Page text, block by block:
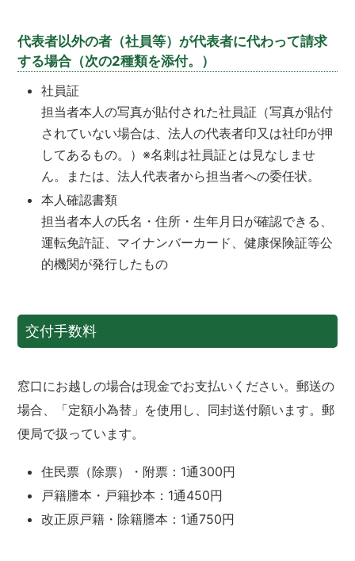
代表者以外の者（社員等）が代表者に代わって請求
する場合（次の2種類を添付。）
社員証
担当者本人の写真が貼付された社員証（写真が貼付
されていない場合は、法人の代表者印又は社印が押
してあるもの。）※名刺は社員証とは見なしませ
ん。または、法人代表者から担当者への委任状。
本人確認書類
担当者本人の氏名・住所・生年月日が確認できる、
運転免許証、マイナンバーカード、健康保険証等公
的機関が発行したもの
交付手数料
窓口にお越しの場合は現金でお支払いください。郵送の
場合、「定額小為替」を使用し、同封送付願います。郵
便局で扱っています。
住民票（除票）・附票：1通300円
戸籍謄本・戸籍抄本：1通450円
改正原戸籍・除籍謄本：1通750円